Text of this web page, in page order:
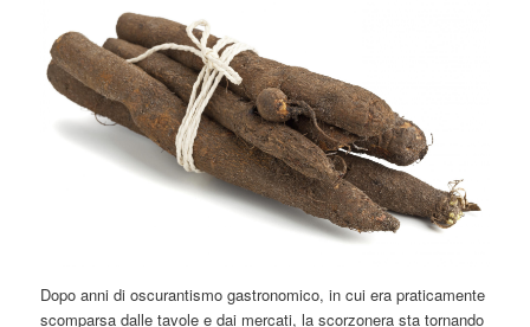
Dopo anni di oscurantismo gastronomico, in cui era praticamente
scomparsa dalle tavole e dai mercati, la scorzonera sta tornando